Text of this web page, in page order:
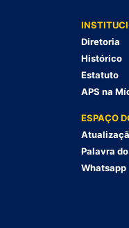
Diretoria
Histórico
Estatuto
APS na
ESPAÇO
Palavra
Whatsapp